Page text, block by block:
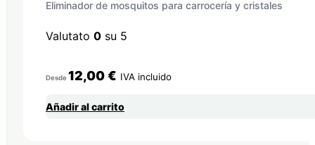
Eliminador de mosquitos para carrocería y cristales
Valutato 0 su 5
Desde12,00€ IVA incluido
Añadir al carrito